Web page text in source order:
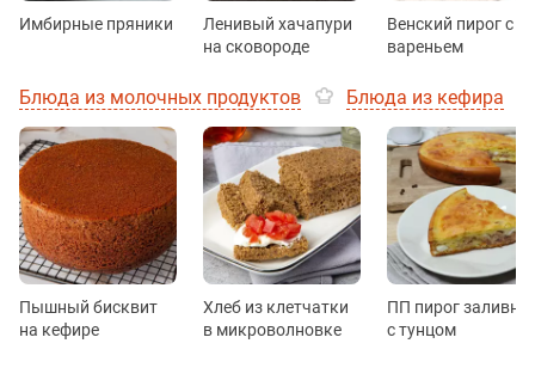
Имбирные пряники
Ленивый хачапури
на сковороде
Венский пирог с
вареньем
Блюда из молочных продуктов Блюда из кефира
Пышный бисквит
на кефире
Хлеб из клетчатки
в микроволновке
ПП пирог
с тунцом